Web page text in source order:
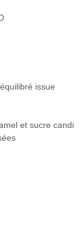
issue
et sucre candi